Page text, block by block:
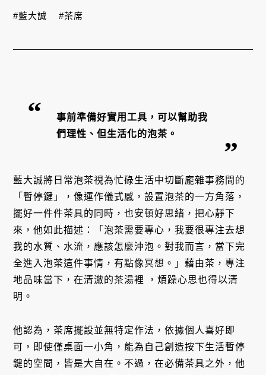
事前準備好實用工具，可以幫助我
們理性、但生活化的泡茶。
藍大誠將日常泡茶視為忙碌生活中切斷龐雜事務間的
「暫停鍵」，像運作儀式感，設置泡茶的一方角落，
擺好一件件茶具的同時，也安頓好思緒，把心靜下
來，他如此描述：「泡茶需要專心，我要很專注去想
我的水質、水流，應該怎麼沖泡。對我而言，當下完
全進入泡茶這件事情，有點像冥想。」藉由茶，專注
地品味當下，在清澈的茶湯裡 ，煩躁心思也得以清
明。
他認為，茶席擺設並無特定作法，依據個人喜好即
可，即使僅桌面一小角，能為自己創造按下生活暫停
鍵的空間，皆是大自在。不過，在必備茶具之外，他
#藍大誠 #茶席